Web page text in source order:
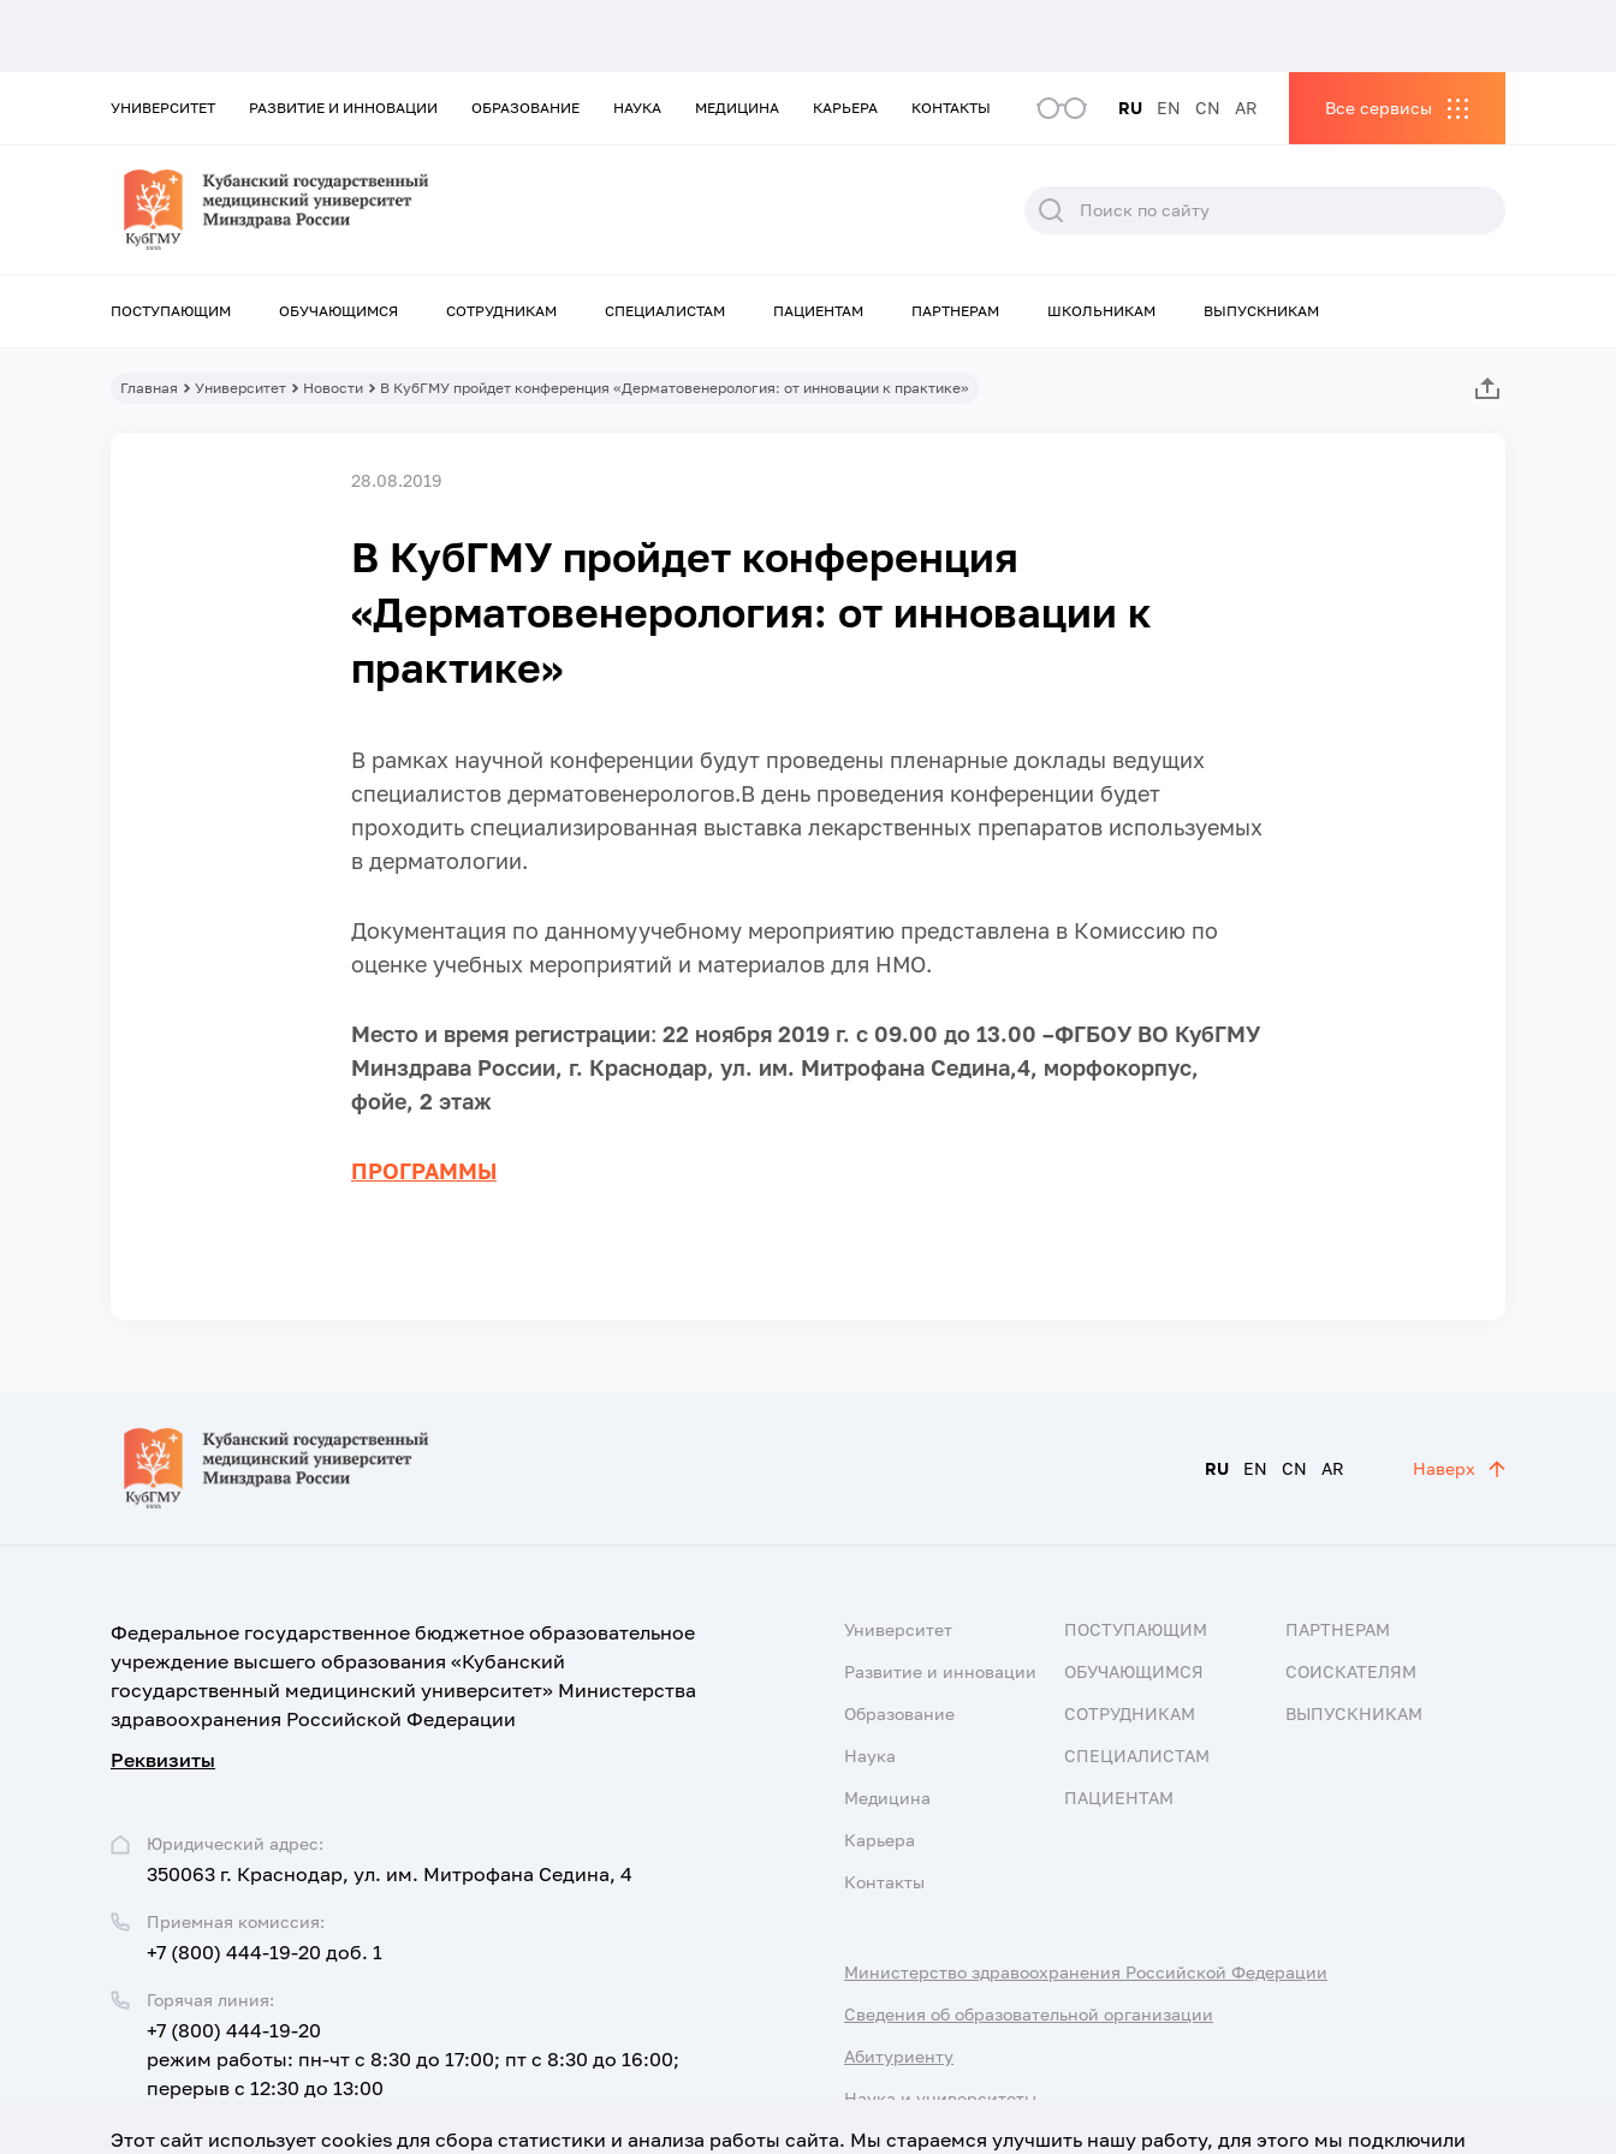
УНИВЕРСИТЕТ РАЗВИТИЕ И ИННОВАЦИИ ОБРАЗОВАНИЕ НАУКА МЕДИЦИНА КАРЬЕРА КОНТАКТЫ RU EN CN AR Все сервисы
ПОСТУПАЮЩИМ ОБУЧАЮЩИМСЯ СОТРУДНИКАМ СПЕЦИАЛИСТАМ ПАЦИЕНТАМ ПАРТНЕРАМ ШКОЛЬНИКАМ ВЫПУСКНИКАМ
Главная Университет Новости В КубГМУ пройдет конференция «Дерматовенерология: от инновации к практике»
28.08.2019
В КубГМУ пройдет конференция
«Дерматовенерология: от инновации к
практике»
В рамках научной конференции будут проведены пленарные доклады ведущих
специалистов дерматовенерологов.В день проведения конференции будет
проходить специализированная выставка лекарственных препаратов используемых
в дерматологии.
Документация по данномуучебному мероприятию представлена в Комиссию по
оценке учебных мероприятий и материалов для НМО.
Место и время регистрации: 22 ноября 2019 г. с 09.00 до 13.00 –ФГБОУ ВО КубГМУ
Минздрава России, г. Краснодар, ул. им. Митрофана Седина,4, морфокорпус,
фойе, 2 этаж
ПРОГРАММЫ
RU EN CN AR Наверх
Федеральное государственное бюджетное образовательное
учреждение высшего образования «Кубанский
государственный медицинский университет» Министерства
здравоохранения Российской Федерации
Реквизиты
Юридический адрес:
350063 г. Краснодар, ул. им. Митрофана Седина, 4
Приемная комиссия:
+7 (800) 444-19-20 доб. 1
Горячая линия:
+7 (800) 444-19-20
режим работы: пн-чт с 8:30 до 17:00; пт с 8:30 до 16:00;
перерыв с 12:30 до 13:00
Email:
Университет
Развитие и инновации
Образование
Наука
Медицина
Карьера
Контакты
ПОСТУПАЮЩИМ
ОБУЧАЮЩИМСЯ
СОТРУДНИКАМ
СПЕЦИАЛИСТАМ
ПАЦИЕНТАМ
ПАРТНЕРАМ
СОИСКАТЕЛЯМ
ВЫПУСКНИКАМ
Министерство здравоохранения Российской Федерации
Сведения об образовательной организации
Абитуриенту
Наука и университеты
Этот сайт использует cookies для сбора статистики и анализа работы сайта. Мы стараемся улучшить нашу работу, для этого мы подключили